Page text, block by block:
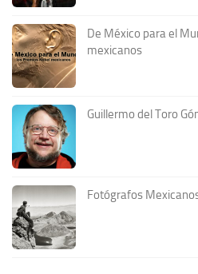
De México para el
mexicanos
Guillermo del Toro
Fotógrafos